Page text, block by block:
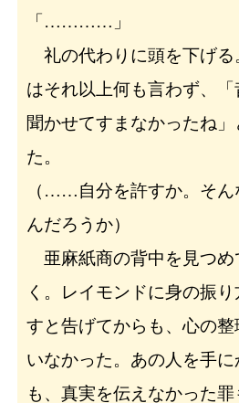
「…………」
礼の代わりに頭を下げる
はそれ以上何も言わず、
聞かせてすまなかったね
た。
（……自分を許すか。そん
んだろうか）
亜麻紙商の背中を見つめ
く。レイモンドに身の振
すと告げてからも、心の
いなかった。あの人を手
も、真実を伝えなかった